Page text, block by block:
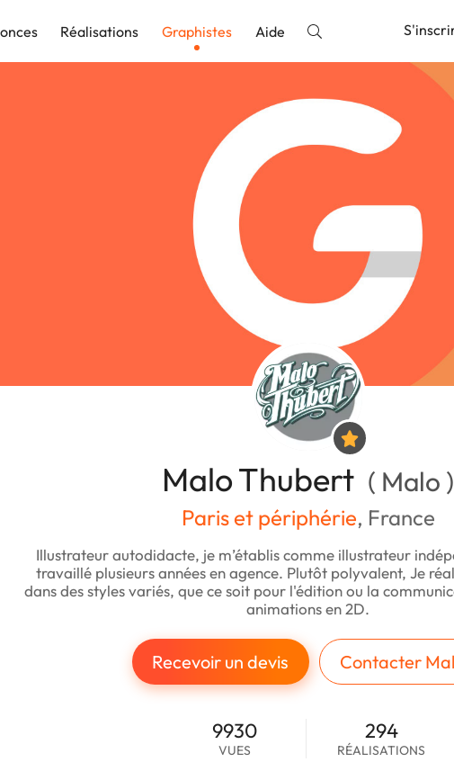
Réalisations Graphistes Aide
Malo Thubert ( Malo )
Paris et périphérie, France
Illustrateur autodidacte, je m’établis comme illustrateur
travaillé plusieurs années en agence. Plutôt polyvalent, Je
dans des styles variés, que ce soit pour l'édition ou la
animations en 2D.
Recevoir un devis Contacter
9930
VUES
294
RÉALISATIONS